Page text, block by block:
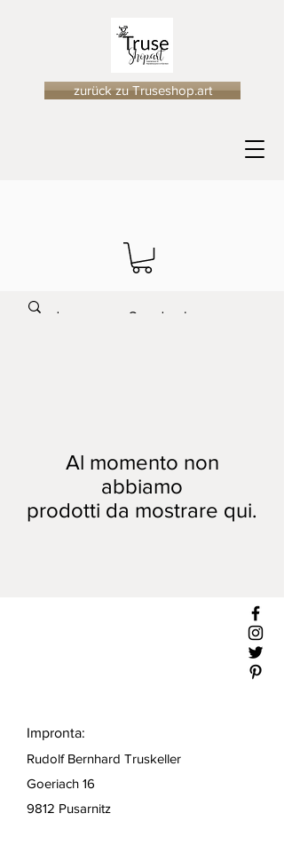
zurück zu Truseshop.art
Al momento non
abbiamo
prodotti da mostrare qui.
Impronta:
Rudolf Bernhard Truskeller
Goeriach 16
9812 Pusarnitz